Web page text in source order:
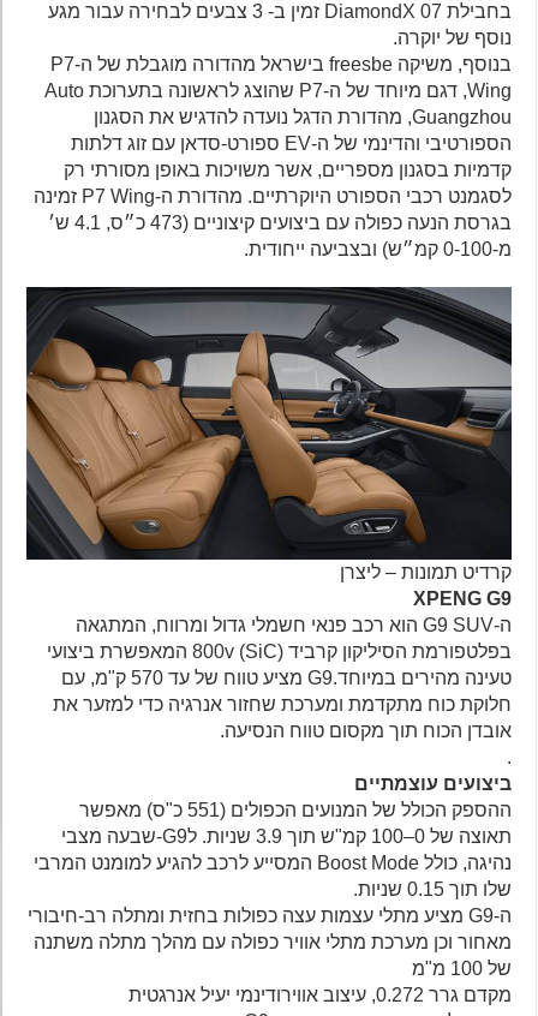
בחבילת DiamondX 07 זמין ב- 3 צבעים לבחירה עבור מגע
נוסף של יוקרה.
בנוסף, משיקה freesbe בישראל מהדורה מוגבלת של ה-P7
Wing, דגם מיוחד של ה-P7 שהוצג לראשונה בתערוכת Auto
Guangzhou, מהדורת הדגל נועדה להדגיש את הסגנון
הספורטיבי והדינמי של ה-EV ספורט-סדאן עם זוג דלתות
קדמיות בסגנון מספריים, אשר משויכות באופן מסורתי רק
לסגמנט רכבי הספורט היוקרתיים. מהדורת ה-P7 Wing זמינה
בגרסת הנעה כפולה עם ביצועים קיצוניים (473 כ״ס, 4.1 ש׳
קרדיט תמונות – ליצרן
XPENG G9
ה-G9 SUV הוא רכב פנאי חשמלי גדול ומרווח, המתגאה
בפלטפורמת הסיליקון קרביד (SiC) 800v המאפשרת ביצועי
טעינה מהירים במיוחד.G9 מציע טווח של עד 570 ק"מ, עם
חלוקת כוח מתקדמת ומערכת שחזור אנרגיה כדי למזער את
אובדן הכוח תוך מקסום טווח הנסיעה.
ביצועים עוצמתיים
ההספק הכולל של המנועים הכפולים (551 כ"ס) מאפשר
תאוצה של 0–100 קמ"ש תוך 3.9 שניות. לG9-שבעה מצבי
נהיגה, כולל Boost Mode המסייע לרכב להגיע למומנט המרבי
שלו תוך 0.15 שניות.
ה-G9 מציע מתלי עצמות עצה כפולות בחזית ומתלה רב-חיבורי
מאחור וכן מערכת מתלי אוויר כפולה עם מהלך מתלה משתנה
של 100 מ"מ
מקדם גרר 0.272, עיצוב אווירודינמי יעיל אנרגטית